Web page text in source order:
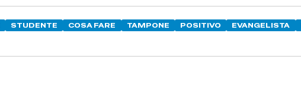
STUDENTE COSA FARE TAMPONE POSITIVO EVANGELISTA